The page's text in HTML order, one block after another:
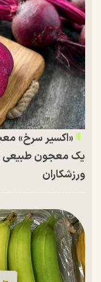
«اکسیر سرخ»
یک معجون طبیعی و
ورزشکاران